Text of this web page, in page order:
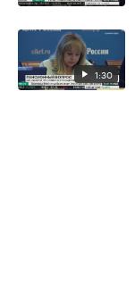
1:30